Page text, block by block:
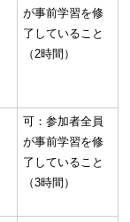
が事前学習を修
了していること
（2時間）
可：参加者全員
が事前学習を修
了していること
（3時間）